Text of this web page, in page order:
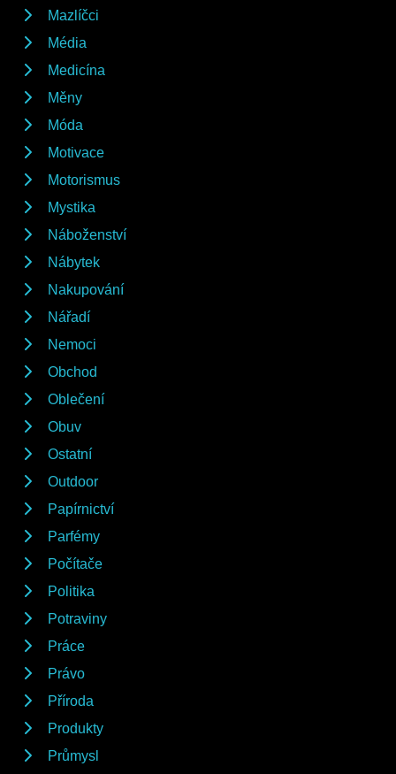
Mazlíčci
Média
Medicína
Měny
Móda
Motivace
Motorismus
Mystika
Náboženství
Nábytek
Nakupování
Nářadí
Nemoci
Obchod
Oblečení
Obuv
Ostatní
Outdoor
Papírnictví
Parfémy
Počítače
Politika
Potraviny
Práce
Právo
Příroda
Produkty
Průmysl